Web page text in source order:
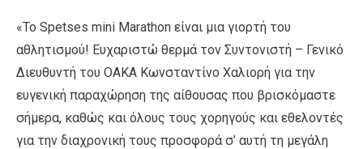
«Το Spetses mini Marathon είναι μια γιορτή του
αθλητισμού! Ευχαριστώ θερμά τον Συντονιστή – Γενικό
Διευθυντή του ΟΑΚΑ Κωνσταντίνο Χαλιορή για την
ευγενική παραχώρηση της αίθουσας που βρισκόμαστε
σήμερα, καθώς και όλους τους χορηγούς και εθελοντές
για την διαχρονική τους προσφορά σ’ αυτή τη μεγάλη